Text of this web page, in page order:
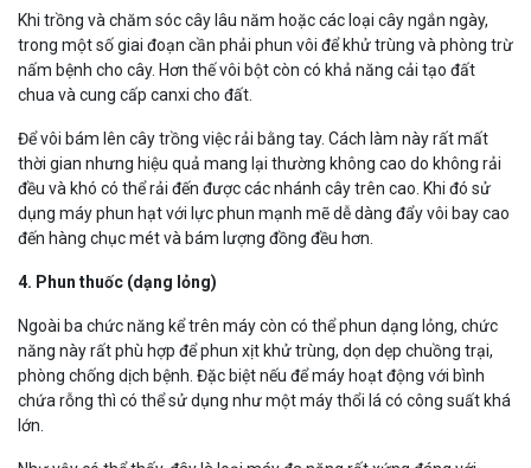
Khi trồng và chăm sóc cây lâu năm hoặc các loại cây ngắn ngày,
trong một số giai đoạn cần phải phun vôi để khử trùng và phòng trừ
nấm bệnh cho cây. Hơn thế vôi bột còn có khả năng cải tạo đất
chua và cung cấp canxi cho đất.
Để vôi bám lên cây trồng việc rải bằng tay. Cách làm này rất mất
thời gian nhưng hiệu quả mang lại thường không cao do không rải
đều và khó có thể rải đến được các nhánh cây trên cao. Khi đó sử
dụng máy phun hạt với lực phun mạnh mẽ dễ dàng đẩy vôi bay cao
đến hàng chục mét và bám lượng đồng đều hơn.
4. Phun thuốc (dạng lỏng)
Ngoài ba chức năng kể trên máy còn có thể phun dạng lỏng, chức
năng này rất phù hợp để phun xịt khử trùng, dọn dẹp chuồng trại,
phòng chống dịch bệnh. Đặc biệt nếu để máy hoạt động với bình
chứa rỗng thì có thể sử dụng như một máy thổi lá có công suất khá
lớn.